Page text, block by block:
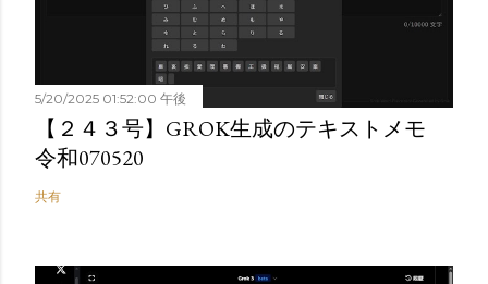
5/20/2025 01:52:00 午後
【２４３号】GROK生成のテキストメモ
令和070520
共有